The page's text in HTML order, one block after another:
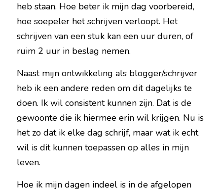
heb staan. Hoe beter ik mijn dag voorbereid,
hoe soepeler het schrijven verloopt. Het
schrijven van een stuk kan een uur duren, of
ruim 2 uur in beslag nemen.
Naast mijn ontwikkeling als blogger/schrijver
heb ik een andere reden om dit dagelijks te
doen. Ik wil consistent kunnen zijn. Dat is de
gewoonte die ik hiermee erin wil krijgen. Nu is
het zo dat ik elke dag schrijf, maar wat ik echt
wil is dit kunnen toepassen op alles in mijn
leven.
Hoe ik mijn dagen indeel is in de afgelopen